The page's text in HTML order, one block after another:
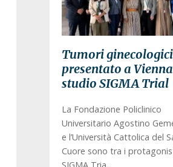
Tumori
presentato a
studio SIGMA Trial
La Fondazione Policlinico
Universitario Agostino
e l’Università Cattolica del
Cuore sono tra i